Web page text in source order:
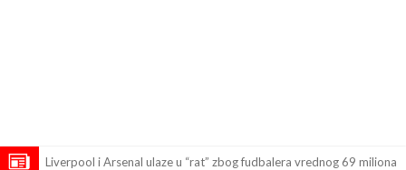
Liverpool i Arsenal ulaze u “rat” zbog fudbalera vrednog 69 miliona